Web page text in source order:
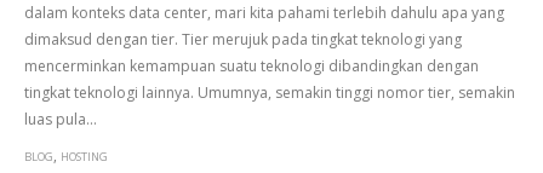
dalam konteks data center, mari kita pahami terlebih dahulu apa yang
dimaksud dengan tier. Tier merujuk pada tingkat teknologi yang
mencerminkan kemampuan suatu teknologi dibandingkan dengan
tingkat teknologi lainnya. Umumnya, semakin tinggi nomor tier, semakin
luas pula...
BLOG HOSTING